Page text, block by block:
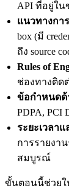
API ที่อยู่ใน
แนวทางกา
box (มี
ถึง source
Rules of
ช่องทางติด
ข้อกำหนดด้
PDPA, PCI
ระยะเวลาแ
การรายงา
สมบูรณ์
ขั้นตอนนี้ช่วยใ